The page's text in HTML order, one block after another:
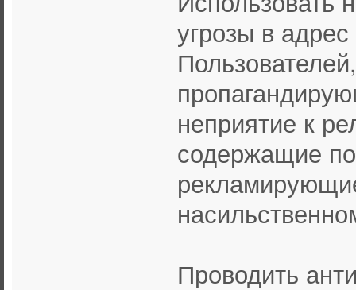
угрозы в
неприятие к
содержащие
Проводить